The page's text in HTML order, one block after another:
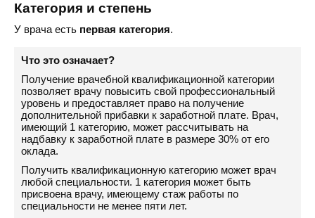
Категория и степень
У врача есть первая категория.
Что это означает?
Получение врачебной квалификационной категории
позволяет врачу повысить свой профессиональный
уровень и предоставляет право на получение
дополнительной прибавки к заработной плате. Врач,
имеющий 1 категорию, может рассчитывать на
надбавку к заработной плате в размере 30% от его
оклада.
Получить квалификационную категорию может врач
любой специальности. 1 категория может быть
присвоена врачу, имеющему стаж работы по
специальности не менее пяти лет.